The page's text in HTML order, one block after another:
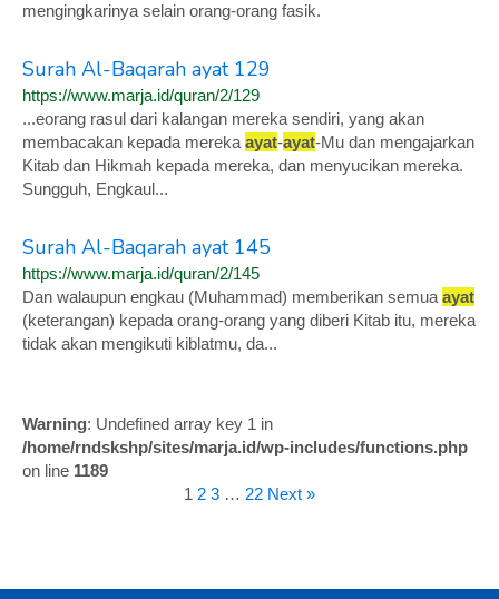
mengingkarinya selain orang-orang fasik.
Surah Al-Baqarah ayat 129
https://www.marja.id/quran/2/129
...eorang rasul dari kalangan mereka sendiri, yang akan
membacakan kepada mereka ayat-ayat-Mu dan mengajarkan
Kitab dan Hikmah kepada mereka, dan menyucikan mereka.
Sungguh, Engkaul...
Surah Al-Baqarah ayat 145
https://www.marja.id/quran/2/145
Dan walaupun engkau (Muhammad) memberikan semua ayat
(keterangan) kepada orang-orang yang diberi Kitab itu, mereka
tidak akan mengikuti kiblatmu, da...
Warning: Undefined array key 1 in
/home/rndskshp/sites/marja.id/wp-includes/functions.php
on line 1189
1 2 3 … 22 Next »